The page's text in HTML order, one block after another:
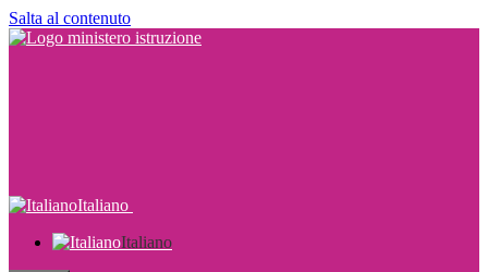
Salta al contenuto
Italiano
Italiano